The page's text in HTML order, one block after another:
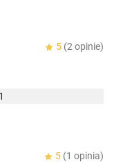
5 (2 opinie)
5 (1 opinia)